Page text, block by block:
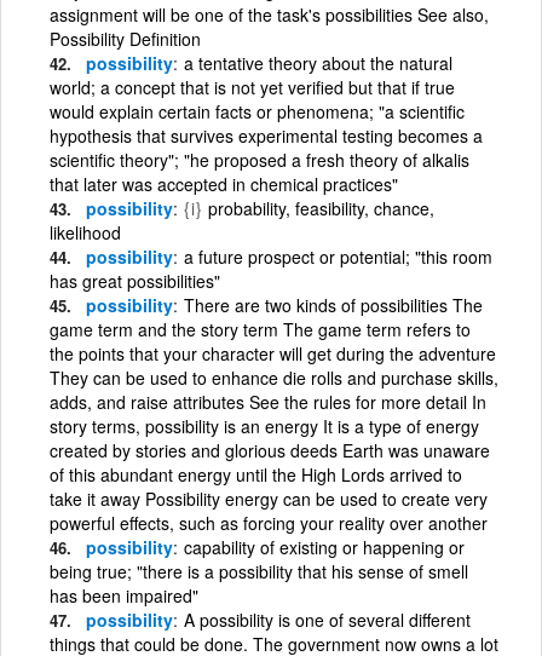
assignment will be one of the task's possibilities See also,
Possibility Definition
possibility a tentative theory about the natural
world; a concept that is not yet verified but that if true
would explain certain facts or phenomena; "a scientific
hypothesis that survives experimental testing becomes a
scientific theory"; "he proposed a fresh theory of alkalis
that later was accepted in chemical practices"
possibility {i} probability, feasibility, chance,
likelihood
possibility a future prospect or potential; "this room
has great possibilities"
possibility There are two kinds of possibilities The
game term and the story term The game term refers to
the points that your character will get during the adventure
They can be used to enhance die rolls and purchase skills,
adds, and raise attributes See the rules for more detail In
story terms, possibility is an energy It is a type of energy
created by stories and glorious deeds Earth was unaware
of this abundant energy until the High Lords arrived to
take it away Possibility energy can be used to create very
powerful effects, such as forcing your reality over another
possibility capability of existing or happening or
being true; "there is a possibility that his sense of smell
has been impaired"
possibility A possibility is one of several different
things that could be done. The government now owns a lot